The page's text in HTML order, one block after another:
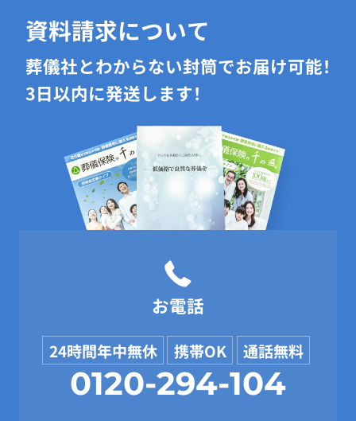
資料請求について
葬儀社とわからない封筒でお届け可能！
3日以内に発送します！
お電話
24時間年中無休 携帯OK 通話無料
0120-294-104